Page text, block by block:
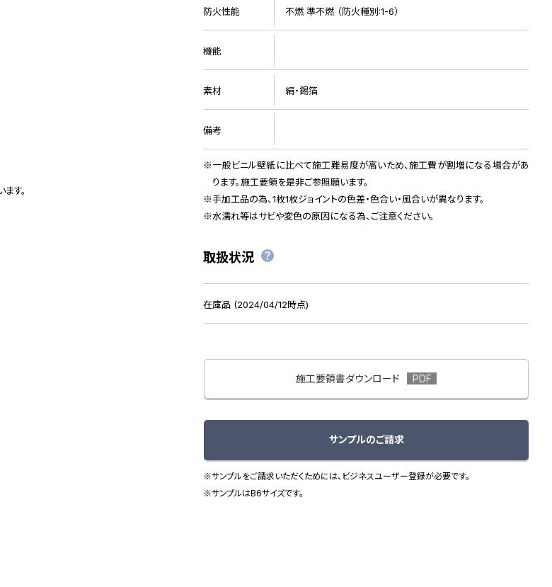
す。
防火性能 不燃 準不燃 （防火種別:1-6）
機能
素材 絹・錫箔
備考
一般ビニル壁紙に比べて施工難易度が高いため、施工費が割増になる場合があ
ります。施工要領を是非ご参照願います。
手加工品の為、1枚1枚ジョイントの色差・色合い・風合いが異なります。
水濡れ等はサビや変色の原因になる為、ご注意ください。
取扱状況
在庫品 (2024/04/12時点)
施工要領書ダウンロード
サンプルのご請求
※サンプルをご請求いただくためには、ビジネスユーザー登録が必要です。
※サンプルはB6サイズです。